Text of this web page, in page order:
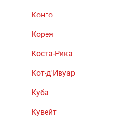
Конго
Корея
Коста-Рика
Кот-д'Ивуар
Куба
Кувейт